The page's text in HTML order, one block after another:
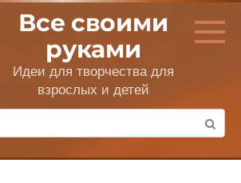
Все своими
руками
Идеи для творчества для
взрослых и детей